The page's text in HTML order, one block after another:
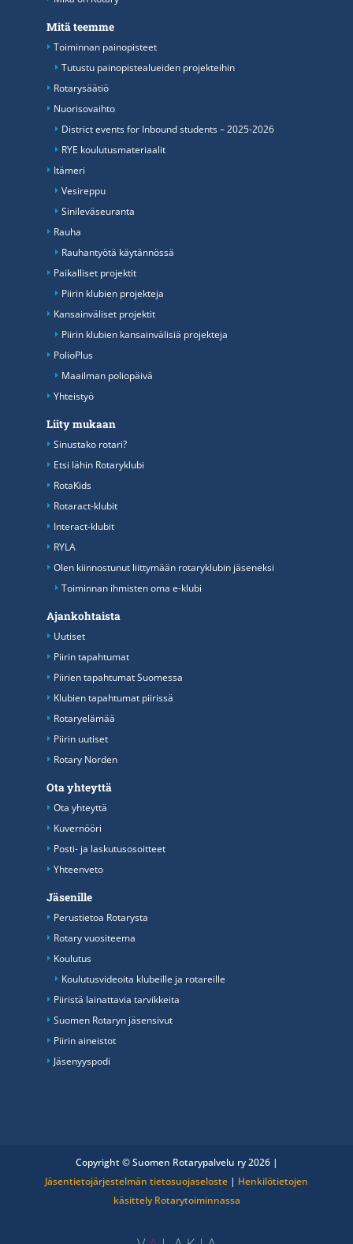
Mitä teemme
Toiminnan painopisteet
Tutustu painopistealueiden projekteihin
Rotarysäätiö
Nuorisovaihto
District events for Inbound students – 2025-2026
RYE koulutusmateriaalit
Itämeri
Vesireppu
Sinileväseuranta
Rauha
Rauhantyötä käytännössä
Paikalliset projektit
Piirin klubien projekteja
Kansainväliset projektit
Piirin klubien kansainvälisiä projekteja
PolioPlus
Maailman poliopäivä
Yhteistyö
Liity mukaan
Sinustako rotari?
Etsi lähin Rotaryklubi
RotaKids
Rotaract-klubit
Interact-klubit
RYLA
Olen kiinnostunut liittymään rotaryklubin jäseneksi
Toiminnan ihmisten oma e-klubi
Ajankohtaista
Uutiset
Piirin tapahtumat
Piirien tapahtumat Suomessa
Klubien tapahtumat piirissä
Rotaryelämää
Piirin uutiset
Rotary Norden
Ota yhteyttä
Ota yhteyttä
Kuvernööri
Posti- ja laskutusosoitteet
Yhteenveto
Jäsenille
Perustietoa Rotarysta
Rotary vuositeema
Koulutus
Koulutusvideoita klubeille ja rotareille
Piiristä lainattavia tarvikkeita
Suomen Rotaryn jäsensivut
Piirin aineistot
Jäsenyyspodi
Copyright © Suomen Rotarypalvelu ry 2026 |
Jäsentietojärjestelmän tietosuojaseloste | Henkilötietojen
käsittely Rotarytoiminnassa